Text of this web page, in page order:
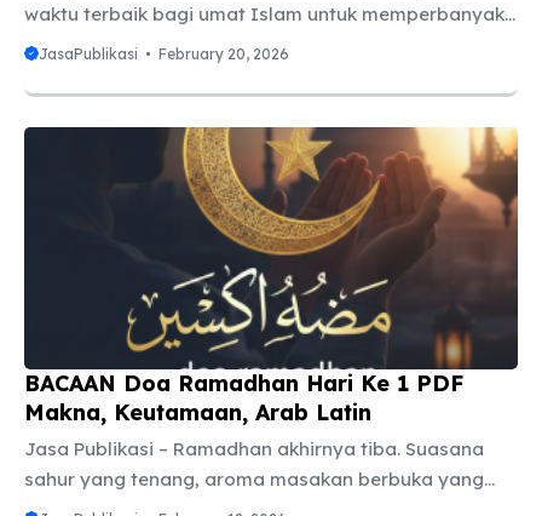
waktu terbaik bagi umat Islam untuk memperbanyak
ibadah, memperbaiki diri, dan mendekatkan hati
Islam juga dianjurkan untuk memperbanyak doa,
karena doa orang yang berpuasa memiliki
keistimewaan dan peluang besar untuk dikabulkan.
Salah satu doa yang banyak diamalkan adalah doa
Ramadhan hari ke 6. Doa ini berisi permohonan agar
Allah SWT tidak merendahkan kita karena dosa,
melindungi dari musibah, serta menjauhkan dari
murka-Nya. Kandungan makna doa ini sangat ...
JasaPublikasi February 20, 2026
BACAAN Doa Ramadhan Hari Ke 1 PDF
Makna, Keutamaan, Arab Latin
Jasa Publikasi – Ramadhan akhirnya tiba. Suasana
sahur yang tenang, aroma masakan berbuka yang
khas, hingga riuhnya suara tadarus di masjid mulai